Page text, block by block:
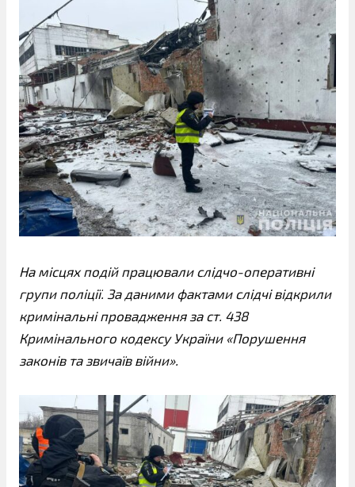
На місцях подій працювали слідчо-оперативні
групи поліції. За даними фактами слідчі відкрили
кримінальні провадження за ст. 438
Кримінального кодексу України «Порушення
законів та звичаїв війни».